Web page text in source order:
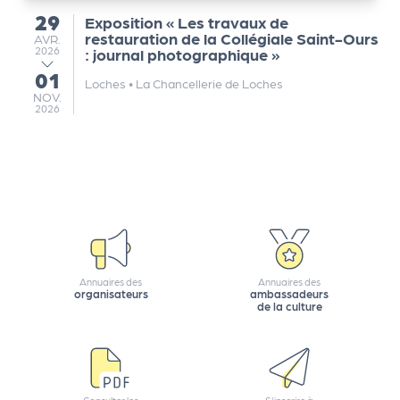
du
29
AVRIL
AVR.
2026
au
01
NOVEMBRE
NOV.
2026
Exposition « Les travaux de
restauration de la Collégiale Saint-Ours
: journal photographique »
Loches • La Chancellerie de Loches
Annuaires des
organisateurs
Annuaires des
ambassadeurs
de la culture
e
tt
e
r